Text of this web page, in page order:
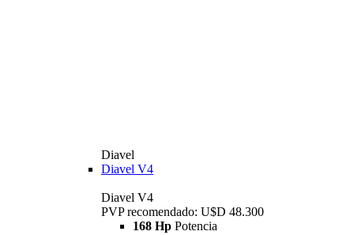
Diavel
Diavel V4
Diavel V4
PVP recomendado: U$D 48.300
168 Hp Potencia